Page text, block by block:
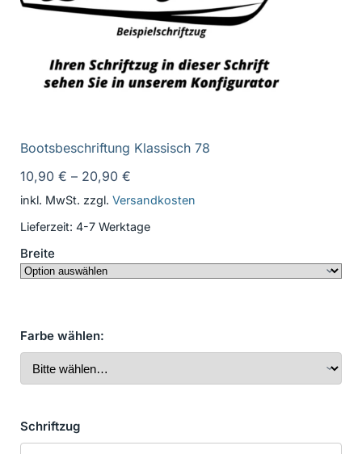
Bootsbeschriftung Klassisch 78
10,90 € – 20,90 €
inkl. MwSt. zzgl. Versandkosten
Lieferzeit: 4-7 Werktage
Breite
Farbe wählen:
Schriftzug